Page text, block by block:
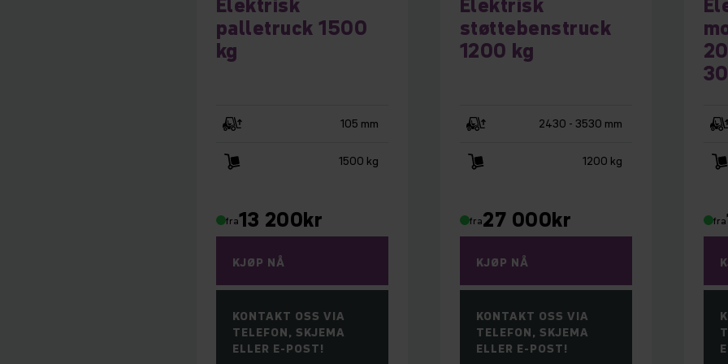
Elektrisk
palletruck 1500
kg
105 mm
1500 kg
fra kr
13 200
KJØP NÅ
KONTAKT OSS VIA
TELEFON, SKJEMA
ELLER E-POST!
Elektrisk
støttebenstruck
1200 kg
2430 - 3530 mm
1200 kg
fra kr
27 000
KJØP NÅ
KONTAKT OSS VIA
TELEFON, SKJEMA
ELLER E-POST!
fra